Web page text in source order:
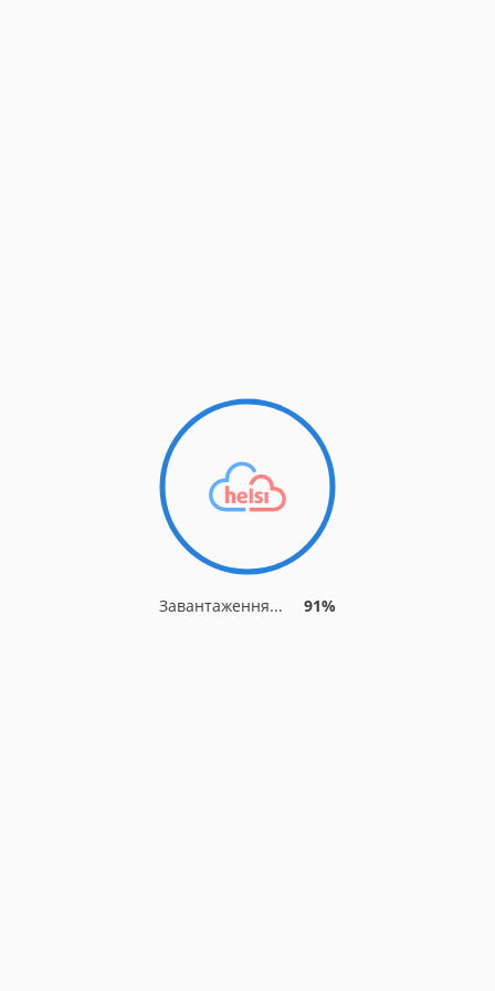
Завантаження... 91%